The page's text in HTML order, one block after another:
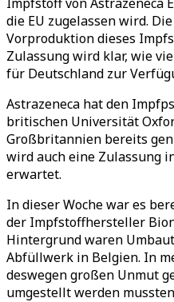
die EU zugelassen wird.
Vorproduktion dieses
Zulassung wird klar, wie
für Deutschland zur
Astrazeneca hat den
britischen Universität
Großbritannien bereits
wird auch eine Zulassung
erwartet.
In dieser Woche war es
der Impfstoffhersteller
Hintergrund waren
Abfüllwerk in Belgien. In
deswegen großen Unmut
umgestellt werden